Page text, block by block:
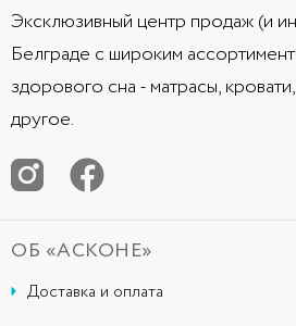
Эксклюзивный центр продаж (и
Белграде с широким
здорового сна - матрасы,
другое.
ОБ «АСКОНЕ»
Доставка и оплата